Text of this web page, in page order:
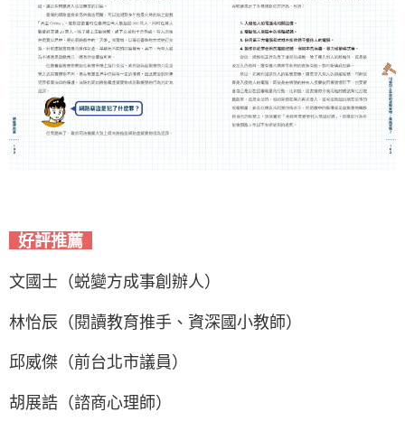
好評推薦
文國士（蜕變方成事創辦人）
林怡辰（閱讀教育推手、資深國小教師）
邱威傑（前台北市議員）
胡展誥（諮商心理師）